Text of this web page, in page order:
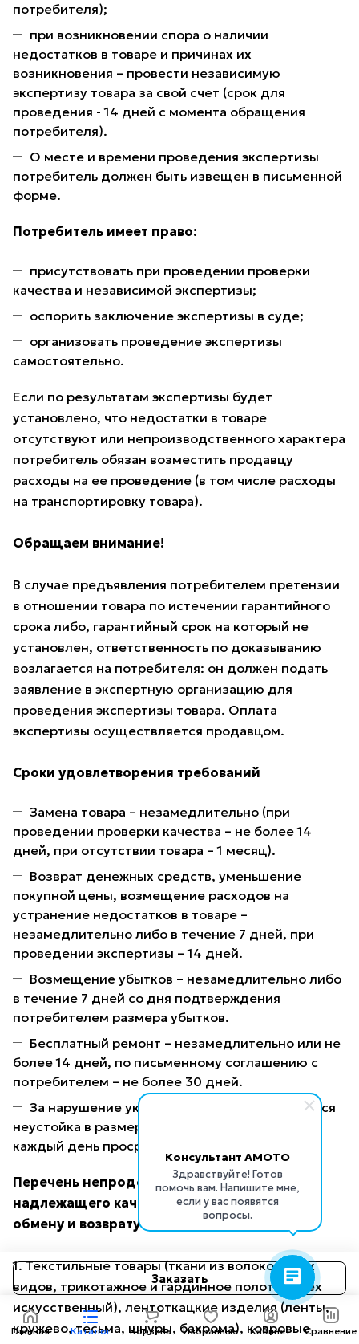
Консультант AMOTO
Здравствуйте! Готов
помочь вам. Напишите мне,
если у вас появятся
вопросы.
Заказать
потребителя);
при возникновении спора о наличии
недостатков в товаре и причинах их
возникновения – провести независимую
экспертизу товара за свой счет (срок для
проведения - 14 дней с момента обращения
потребителя).
О месте и времени проведения экспертизы
потребитель должен быть извещен в письменной
форме.
Потребитель имеет право:
присутствовать при проведении проверки
качества и независимой экспертизы;
оспорить заключение экспертизы в суде;
организовать проведение экспертизы
самостоятельно.
Если по результатам экспертизы будет
установлено, что недостатки в товаре
отсутствуют или непроизводственного характера
потребитель обязан возместить продавцу
расходы на ее проведение (в том числе расходы
на транспортировку товара).
Обращаем внимание!
В случае предъявления потребителем претензии
в отношении товара по истечении гарантийного
срока либо, гарантийный срок на который не
установлен, ответственность по доказыванию
возлагается на потребителя: он должен подать
заявление в экспертную организацию для
проведения экспертизы товара. Оплата
экспертизы осуществляется продавцом.
Сроки удовлетворения требований
Замена товара – незамедлительно (при
проведении проверки качества – не более 14
дней, при отсутствии товара – 1 месяц).
Возврат денежных средств, уменьшение
покупной цены, возмещение расходов на
устранение недостатков в товаре –
незамедлительно либо в течение 7 дней, при
проведении экспертизы – 14 дней.
Возмещение убытков – незамедлительно либо
в течение 7 дней со дня подтверждения
потребителем размера убытков.
Бесплатный ремонт – незамедлительно или не
более 14 дней, по письменному соглашению с
потребителем – не более 30 дней.
За нарушение указанных сроков уплачивается
неустойка в размере 1 % от цены товара за
каждый день просрочки.
Перечень непродовольственных товаров
надлежащего качества, не подлежащих
обмену и возврату
1. Текстильные товары (ткани из волокон всех
видов, трикотажное и гардинное полотно, мех
искусственный), лентоткацкие изделия (ленты,
кружево, тесьма, шнуры, бахрома), ковровые
Главная Каталог Корзина Избранные Кабинет Сравнение